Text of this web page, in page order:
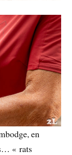
en
« rats